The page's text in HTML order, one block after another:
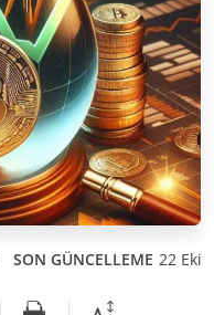
SON GÜNCELLEME 22